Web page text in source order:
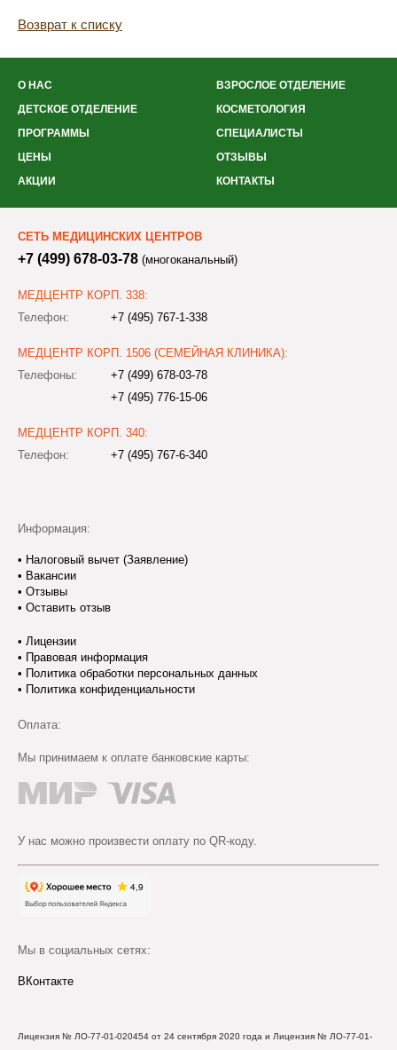
Возврат к списку
О НАС
ВЗРОСЛОЕ ОТДЕЛЕНИЕ
ДЕТСКОЕ ОТДЕЛЕНИЕ
КОСМЕТОЛОГИЯ
ПРОГРАММЫ
СПЕЦИАЛИСТЫ
ЦЕНЫ
ОТЗЫВЫ
АКЦИИ
КОНТАКТЫ
СЕТЬ МЕДИЦИНСКИХ ЦЕНТРОВ
+7 (499) 678-03-78 (многоканальный)
МЕДЦЕНТР КОРП. 338:
Телефон:
+7 (495) 767-1-338
МЕДЦЕНТР КОРП. 1506 (СЕМЕЙНАЯ КЛИНИКА):
Телефоны:
+7 (499) 678-03-78
+7 (495) 776-15-06
МЕДЦЕНТР КОРП. 340:
Телефон:
+7 (495) 767-6-340
Информация:
• Налоговый вычет (Заявление)
• Вакансии
• Отзывы
• Оставить отзыв
• Лицензии
• Правовая информация
• Политика обработки персональных данных
• Политика конфиденциальности
Оплата:
Мы принимаем к оплате банковские карты:
У нас можно произвести оплату по QR-коду.
Мы в социальных сетях:
ВКонтакте
Лицензия № ЛО-77-01-020454 от 24 сентября 2020 года и Лицензия № ЛО-77-01-